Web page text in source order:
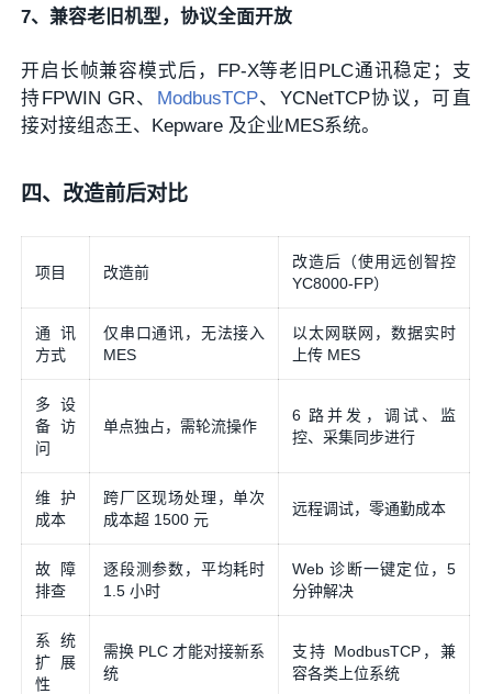
7、兼容老旧机型，协议全面开放
开启长帧兼容模式后，FP-X等老旧PLC通讯稳定；支
持FPWIN GR、 ModbusTCP、YCNetTCP协议，可直
接对接组态王、Kepware 及企业MES系统。
四、改造前后对比
项目 改造前
改造后（使用远创智控
YC8000-FP）
通讯
方式
仅串口通讯，无法接入
MES
以太网联网，数据实时
上传 MES
多设
备访
问
单点独占，需轮流操作
6 路并发，调试、监
控、采集同步进行
维护
成本
跨厂区现场处理，单次
成本超 1500 元
远程调试，零通勤成本
故障
排查
逐段测参数，平均耗时
1.5 小时
Web 诊断一键定位，5
分钟解决
系统
扩展
性
需换 PLC 才能对接新系
统
支持 ModbusTCP，兼
容各类上位系统